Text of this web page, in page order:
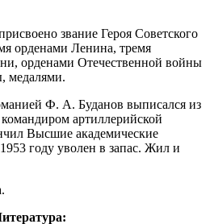
звание Героя Советского
орденами Ленина, тремя
орденами Отечественной войны
медалями.
Ф. А. Буданов выписался из
артиллерийской
Высшие академические
году уволен в запас. Жил и